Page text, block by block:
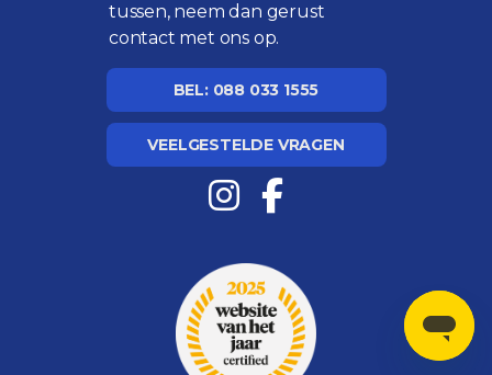
tussen, neem dan gerust
contact met ons op.
BEL: 088 033 1555
VEELGESTELDE VRAGEN